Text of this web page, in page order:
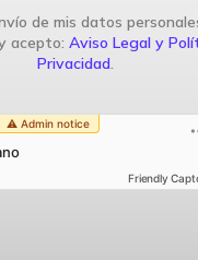
de mis datos
acepto: Aviso Legal y
Privacidad
Friendly